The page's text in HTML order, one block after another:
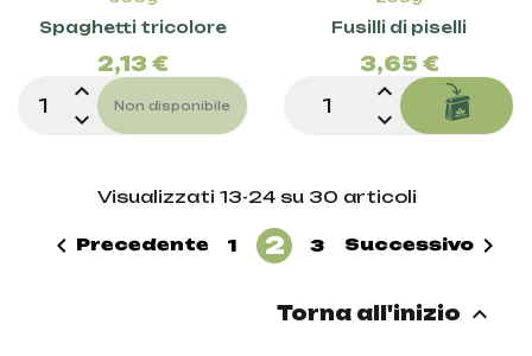
Spaghetti tricolore
Prezzo
2,13 €
expand_less
expand_more
Non disponibile
Fusilli di piselli
3,65 €
expand_less
expand_more
Visualizzati 13-24 su 30 articoli
 Precedente 1 2 3 Successivo 
Torna all'inizio 